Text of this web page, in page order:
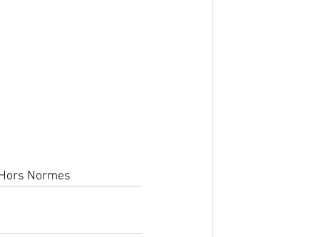
Normes